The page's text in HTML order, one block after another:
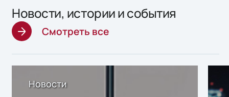
Новости, истории и события
Смотреть все
Новости